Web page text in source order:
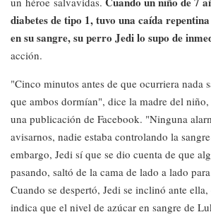
diabetes de tipo 1, tuvo una caída
en su sangre, su perro Jedi lo supo de
acción.
"Cinco minutos antes de que ocurriera nada
que ambos dormían", dice la madre del
una publicación de Facebook. "Ninguna
avisarnos, nadie estaba controlando la
embargo, Jedi sí que se dio cuenta de que
pasando, saltó de la cama de lado a lado
Cuando se despertó, Jedi se inclinó ante ella,
indica que el nivel de azúcar en sangre de